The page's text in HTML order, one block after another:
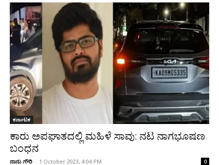
ಕರ್ನಾಟಕ
ಕಾರು ಅಪಘಾತದಲ್ಲಿ ಮಹಿಳೆ ಸಾವು: ನಟ ನಾಗಭೂಷಣ
ಬಂಧನ
ನಾನು ಗೌರಿ - 1 October 2023, 4:04 PM 0